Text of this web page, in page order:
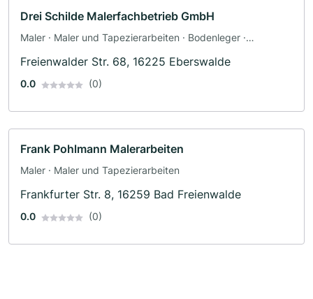
Drei Schilde Malerfachbetrieb GmbH
Maler · Maler und Tapezierarbeiten · Bodenleger ·
Freienwalder Str. 68, 16225 Eberswalde
0.0 (0)
Frank Pohlmann Malerarbeiten
Maler · Maler und Tapezierarbeiten
Frankfurter Str. 8, 16259 Bad Freienwalde
0.0 (0)